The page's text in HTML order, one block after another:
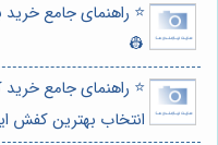
⭐️ راهنمای جامع
👷
⭐️ راهنمای جامع خرید
انتخاب بهترین کفش